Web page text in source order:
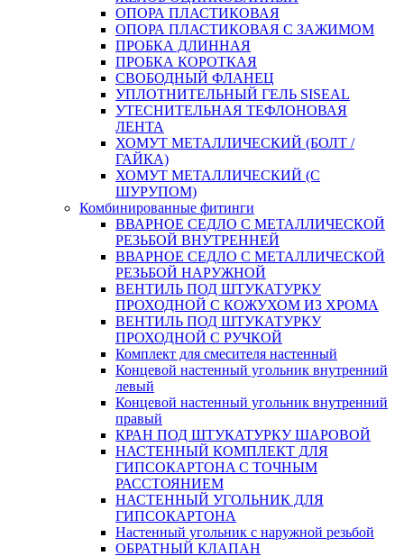
ОПОРА ПЛАСТИКОВАЯ
ОПОРА ПЛАСТИКОВАЯ С ЗАЖИМОМ
ПРОБКА ДЛИННАЯ
ПРОБКА КОРОТКАЯ
СВОБОДНЫЙ ФЛАНЕЦ
УПЛОТНИТЕЛЬНЫЙ ГЕЛЬ SISEAL
УТЕСНИТЕЛЬНАЯ ТЕФЛОНОВАЯ
ЛЕНТА
ХОМУТ МЕТАЛЛИЧЕСКИЙ (БОЛТ /
ГАЙКА)
ХОМУТ МЕТАЛЛИЧЕСКИЙ (С
ШУРУПОМ)
Комбинированные фитинги
ВВАРНОЕ СЕДЛО С МЕТАЛЛИЧЕСКОЙ
РЕЗЬБОЙ ВНУТРЕННЕЙ
ВВАРНОЕ СЕДЛО С МЕТАЛЛИЧЕСКОЙ
РЕЗЬБОЙ НАРУЖНОЙ
ВЕНТИЛЬ ПОД ШТУКАТУРКУ
ПРОХОДНОЙ С КОЖУХОМ ИЗ ХРОМА
ВЕНТИЛЬ ПОД ШТУКАТУРКУ
ПРОХОДНОЙ С РУЧКОЙ
Комплект для смесителя настенный
Концевой настенный угольник внутренний
левый
Концевой настенный угольник внутренний
правый
КРАН ПОД ШТУКАТУРКУ ШАРОВОЙ
НАСТЕННЫЙ КОМПЛЕКТ ДЛЯ
ГИПСОКАРТОНA С ТОЧНЫМ
РАССТОЯНИЕМ
НАСТЕННЫЙ УГОЛЬНИК ДЛЯ
ГИПСОКАРТОНА
Настенный угольник с наружной резьбой
ОБРАТНЫЙ КЛАПАН